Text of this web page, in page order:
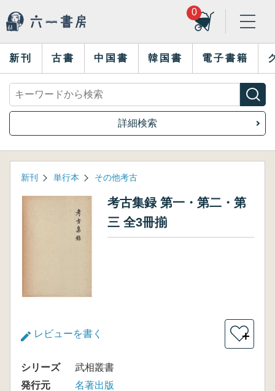
0
新刊 古書 中国書 韓国書 電子書籍
詳細検索
新刊 単行本 その他考古
考古集録 第一・第二・第
三 全3冊揃
レビューを書く ＋
シリーズ
武相叢書
発行元
名著出版